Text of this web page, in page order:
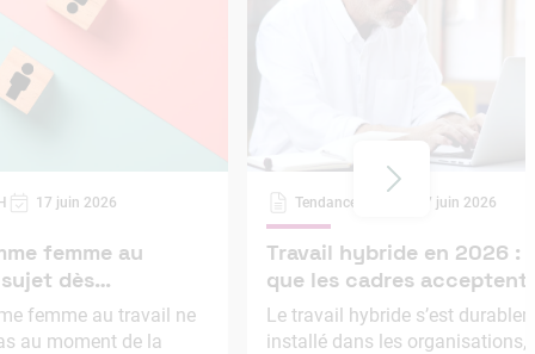
17 juin 2026
femme au
dès
femme au travail ne
au moment de la
Tendances RH 17 juin 2026
Travail hybride en 2026 :
que les cadres acceptent
encore… et ce qu’ils
Le travail hybride s’est
installé dans les organisations,